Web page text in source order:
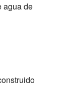
agua de